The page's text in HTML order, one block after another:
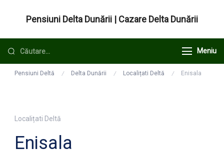
Pensiuni Delta Dunării | Cazare Delta Dunării
Caută
după:
Meniu
Pensiuni Deltă Delta Dunării Localițati Deltă Enisala
Localițati Deltă
Enisala